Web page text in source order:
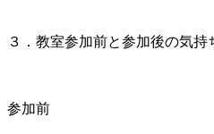
３．教室参加前と参加後の気持
参加前